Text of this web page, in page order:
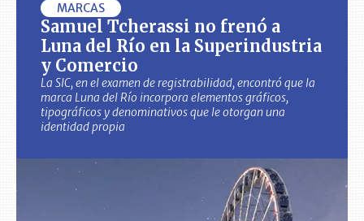
MARCAS
Samuel Tcherassi no frenó a
Luna del Río en la Superindustria
y Comercio
La SIC, en el examen de registrabilidad, encontró que la
marca Luna del Río incorpora elementos gráficos,
tipográficos y denominativos que le otorgan una
identidad propia